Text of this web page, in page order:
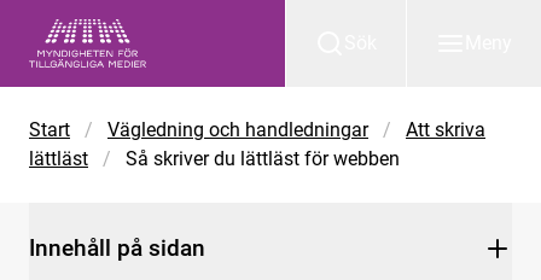
Start / Vägledning och handledningar /
Att skriva
lättläst
/ Så skriver du lättläst för webben
Innehåll på sidan